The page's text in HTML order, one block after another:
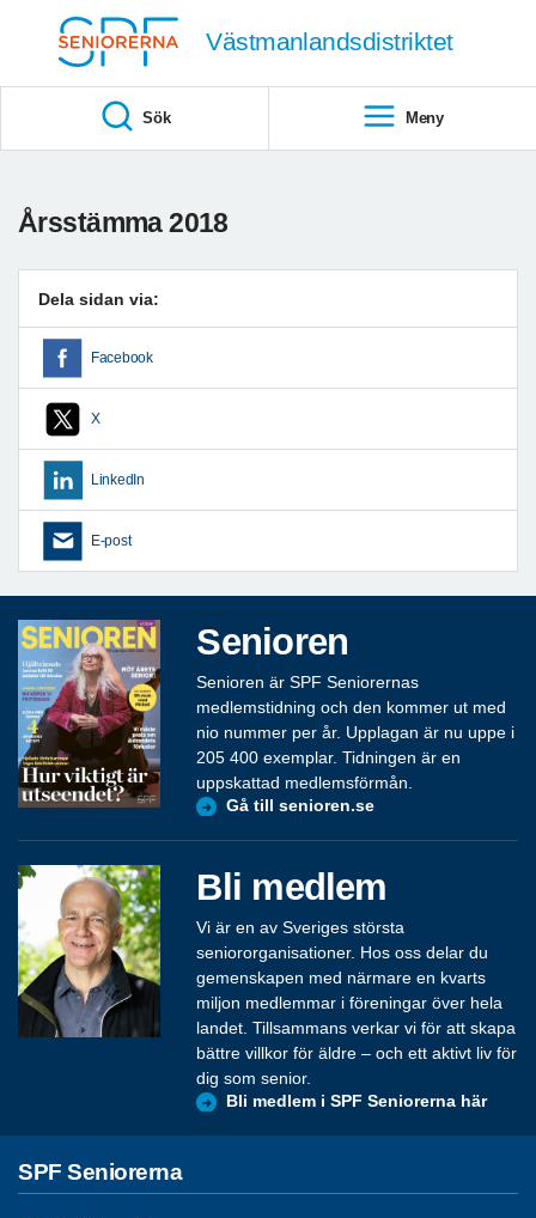
Västmanlandsdistriktet
Sök Meny
Årsstämma 2018
Dela sidan via:
Facebook
X
LinkedIn
E-post
Senioren
Senioren är SPF Seniorernas
medlemstidning och den kommer ut med
nio nummer per år. Upplagan är nu uppe i
205 400 exemplar. Tidningen är en
uppskattad medlemsförmån.
Gå till senioren.se
Bli medlem
Vi är en av Sveriges största
seniororganisationer. Hos oss delar du
gemenskapen med närmare en kvarts
miljon medlemmar i föreningar över hela
landet. Tillsammans verkar vi för att skapa
bättre villkor för äldre – och ett aktivt liv för
dig som senior.
Bli medlem i SPF Seniorerna här
SPF Seniorerna